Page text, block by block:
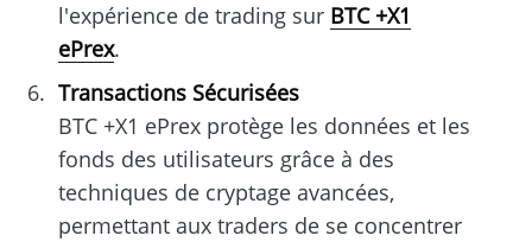
l'expérience de trading sur BTC +X1
ePrex.
Transactions Sécurisées
BTC +X1 ePrex protège les données et les
fonds des utilisateurs grâce à des
techniques de cryptage avancées,
permettant aux traders de se concentrer